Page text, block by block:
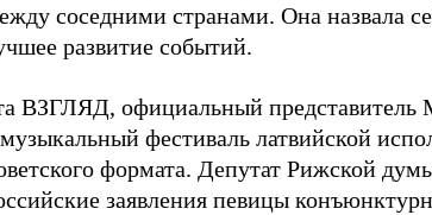
соседними странами. Она назвала
развитие событий.
ВЗГЛЯД, официальный
музыкальный фестиваль латвийской
формата. Депутат Рижской
заявления певицы